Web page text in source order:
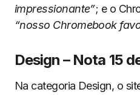
impressionante”; e o
“nosso Chromebook
Design – Nota 15
Na categoria Design, o